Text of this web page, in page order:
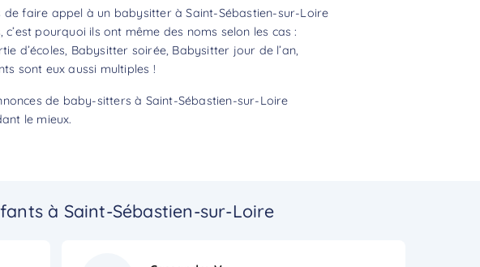
de faire appel à un babysitter à Saint-Sébastien-sur-Loire
c’est pourquoi ils ont même des noms selon les cas :
d’écoles, Babysitter soirée, Babysitter jour de l’an,
sont eux aussi multiples !
de baby-sitters à Saint-Sébastien-sur-Loire
le mieux.
à Saint-Sébastien-sur-Loire